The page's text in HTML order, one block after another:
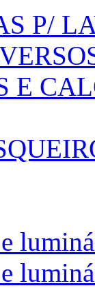
P/
E